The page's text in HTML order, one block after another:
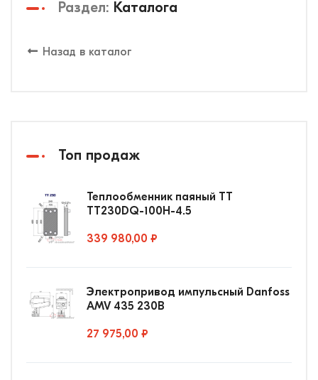
Раздел: Каталога
Назад в каталог
Топ продаж
Теплообменник паяный ТТ
ТТ230DQ-100Н-4.5
339 980,00 ₽
Электропривод импульсный Danfoss
AMV 435 230В
27 975,00 ₽